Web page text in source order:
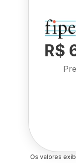
R$
Os valores